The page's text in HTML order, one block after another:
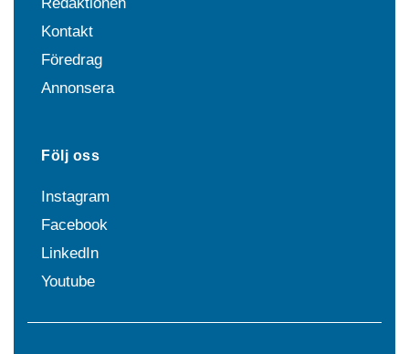
Kontakt
Föredrag
Annonsera
Följ oss
Instagram
Facebook
LinkedIn
Youtube